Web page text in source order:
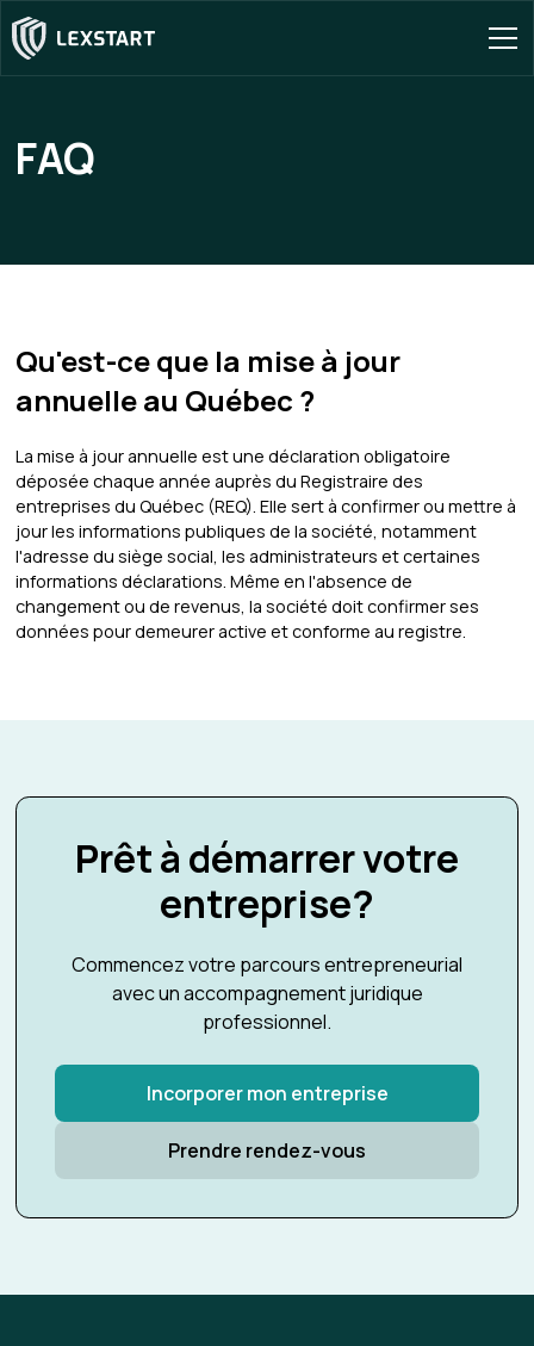
FAQ
Qu'est-ce que la mise à jour
annuelle au Québec ?
La mise à jour annuelle est une déclaration obligatoire
déposée chaque année auprès du Registraire des
entreprises du Québec (REQ). Elle sert à confirmer ou mettre à
jour les informations publiques de la société, notamment
l'adresse du siège social, les administrateurs et certaines
informations déclarations. Même en l'absence de
changement ou de revenus, la société doit confirmer ses
données pour demeurer active et conforme au registre.
Prêt à démarrer votre
entreprise?
Commencez votre parcours entrepreneurial
avec un accompagnement juridique
professionnel.
Incorporer mon entreprise
Prendre rendez-vous